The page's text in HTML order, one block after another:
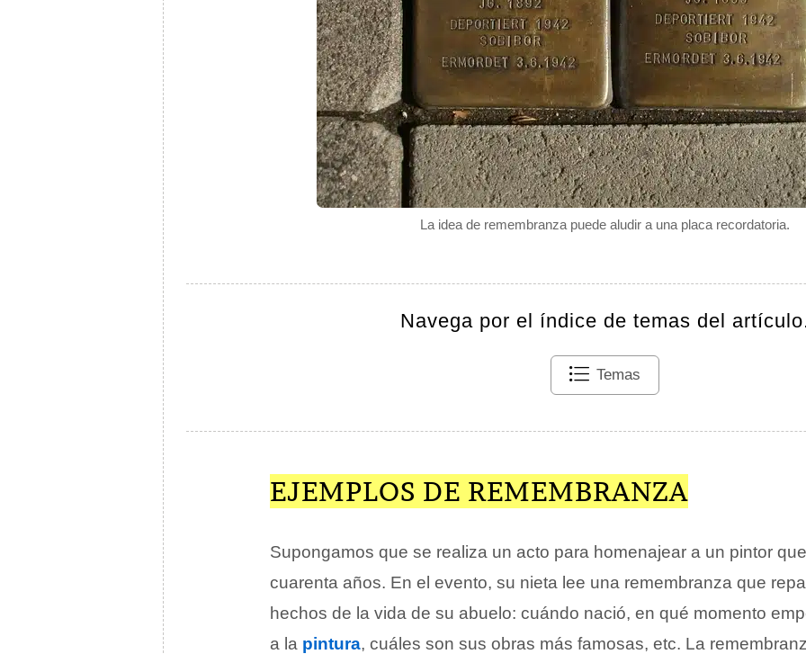
La idea de remembranza puede aludir a una placa recordatoria.
Navega por el índice de temas del
Temas
EJEMPLOS DE REMEMBRANZA
Supongamos que se realiza un acto para homenajear a un pintor
cuarenta años. En el evento, su nieta lee una remembranza que
hechos de la vida de su abuelo: cuándo nació, en qué momento
a la pintura, cuáles son sus obras más famosas, etc. La